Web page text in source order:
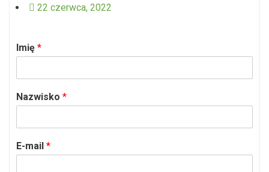
22 czerwca, 2022
Imię *
Nazwisko *
E-mail *